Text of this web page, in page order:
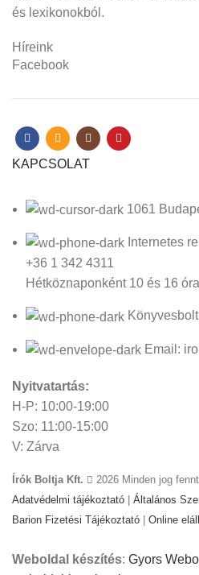
és lexikonokból.
Híreink
Facebook
KAPCSOLAT
1061
Internetes
+36 1 342 4311
Hétköznaponként 10 és 16
Email:
Nyitvatartás:
H-P: 10:00-19:00
Szo: 11:00-15:00
V: Zárva
Írók Boltja Kft.
2026 Minden jog
Adatvédelmi tájékoztató
Általános
Barion Fizetési Tájékoztató
Online
Weboldal készítés: Gyors